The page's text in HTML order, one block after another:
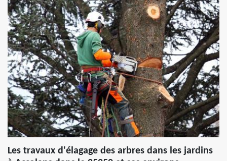
Les travaux d'élagage des arbres dans les jardins